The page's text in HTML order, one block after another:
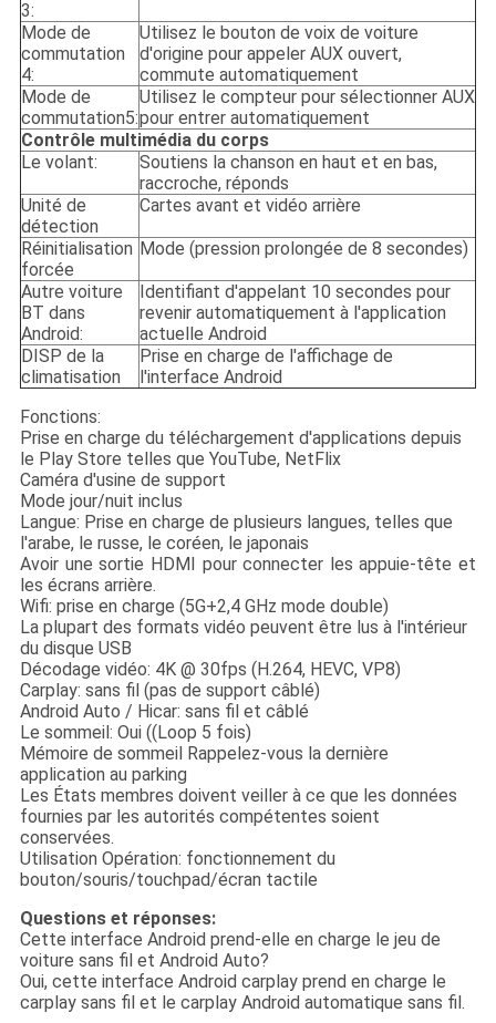
3:
Mode de
commutation
4:
Utilisez le bouton de voix de voiture
d'origine pour appeler AUX ouvert,
commute automatiquement
Mode de
commutation5:
Utilisez le compteur pour sélectionner AUX
pour entrer automatiquement
Contrôle multimédia du corps
Le volant:
Soutiens la chanson en haut et en bas,
raccroche, réponds
Unité de
détection
Cartes avant et vidéo arrière
Réinitialisation
forcée
Mode (pression prolongée de 8 secondes)
Autre voiture
BT dans
Android:
Identifiant d'appelant 10 secondes pour
revenir automatiquement à l'application
actuelle Android
DISP de la
climatisation
Prise en charge de l'affichage de
l'interface Android
Fonctions:
Prise en charge du téléchargement d'applications depuis
le Play Store telles que YouTube, NetFlix
Caméra d'usine de support
Mode jour/nuit inclus
Langue: Prise en charge de plusieurs langues, telles que
l'arabe, le russe, le coréen, le japonais
Avoir une sortie HDMI pour connecter les appuie-tête et
les écrans arrière.
Wifi: prise en charge (5G+2,4 GHz mode double)
La plupart des formats vidéo peuvent être lus à l'intérieur
du disque USB
Décodage vidéo: 4K @ 30fps (H.264, HEVC, VP8)
Carplay: sans fil (pas de support câblé)
Android Auto / Hicar: sans fil et câblé
Le sommeil: Oui ((Loop 5 fois)
Mémoire de sommeil Rappelez-vous la dernière
application au parking
Les États membres doivent veiller à ce que les données
fournies par les autorités compétentes soient
conservées.
Utilisation Opération: fonctionnement du
bouton/souris/touchpad/écran tactile
Questions et réponses:
Cette interface Android prend-elle en charge le jeu de
voiture sans fil et Android Auto?
Oui, cette interface Android carplay prend en charge le
carplay sans fil et le carplay Android automatique sans fil.